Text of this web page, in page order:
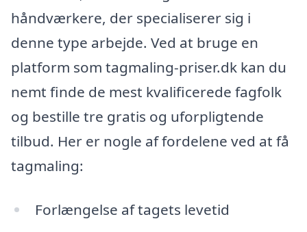
håndværkere, der specialiserer sig i
denne type arbejde. Ved at bruge en
platform som tagmaling-priser.dk kan du
nemt finde de mest kvalificerede fagfolk
og bestille tre gratis og uforpligtende
tilbud. Her er nogle af fordelene ved at få
tagmaling:
Forlængelse af tagets levetid